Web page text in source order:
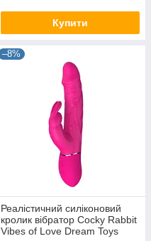
Купити
–8%
Реалістичний силіконовий
кролик вібратор Cocky Rabbit
Vibes of Love Dream Toys